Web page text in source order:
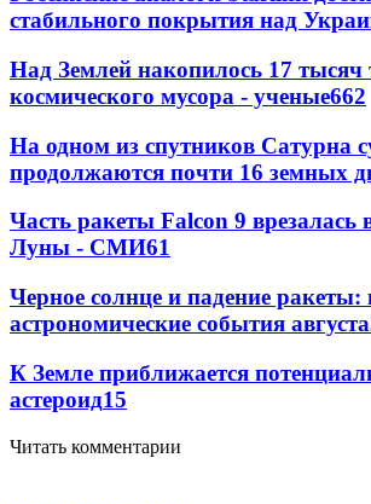
стабильного покрытия над
Над Землей накопилось 17 тысяч
космического мусора - ученые662
На одном из спутников Сатурна
продолжаются почти 16 земных
Часть ракеты Falcon 9 врезалась
Луны - СМИ61
Черное солнце и падение ракеты:
астрономические события августа
К Земле приближается
астероид15
Читать комментарии